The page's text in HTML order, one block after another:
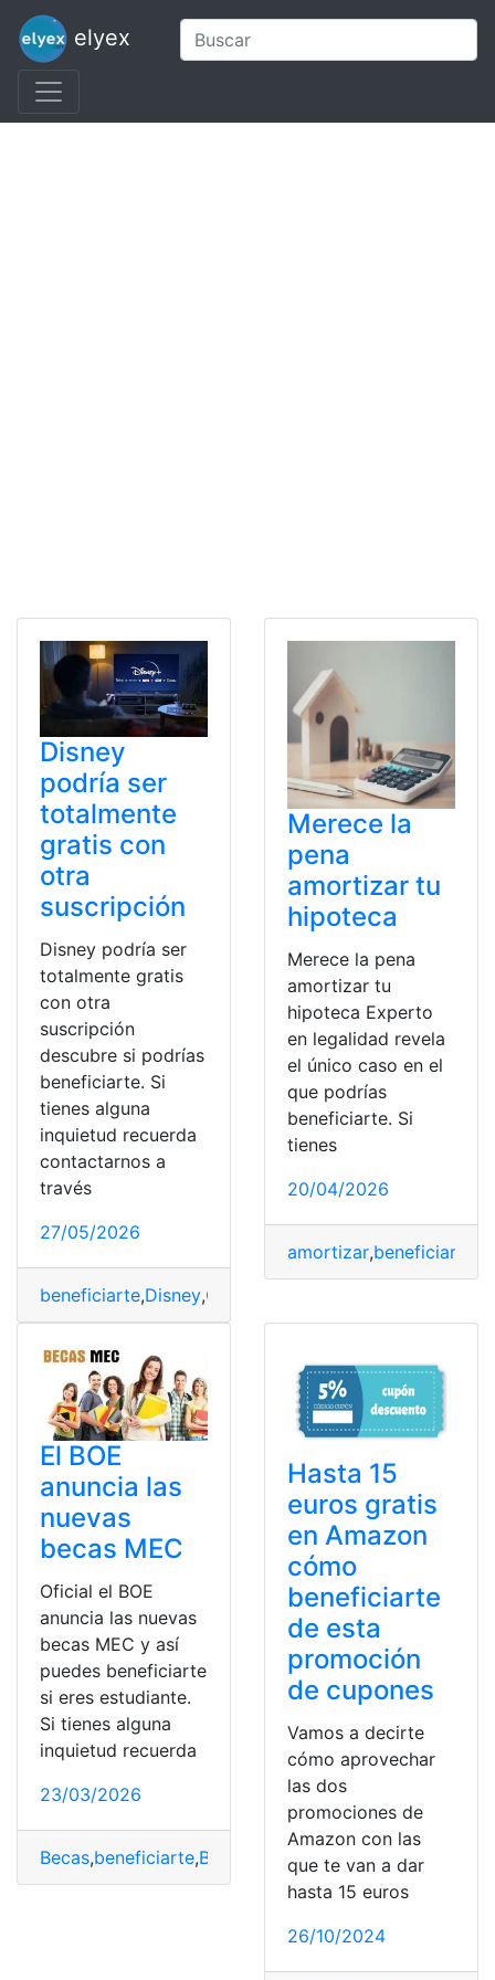
elyex
Disney
podría ser
totalmente
gratis con
otra
suscripción
Disney podría ser
totalmente gratis
con otra
suscripción
descubre si podrías
beneficiarte. Si
tienes alguna
inquietud recuerda
contactarnos a
través
27/05/2026
beneficiarte,Disney,Gratis
Merece la
pena
amortizar tu
hipoteca
Merece la pena
amortizar tu
hipoteca Experto
en legalidad revela
el único caso en el
que podrías
beneficiarte. Si
tienes
20/04/2026
amortizar,beneficiarte
El BOE
anuncia las
nuevas
becas MEC
Oficial el BOE
anuncia las nuevas
becas MEC y así
puedes beneficiarte
si eres estudiante.
Si tienes alguna
inquietud recuerda
23/03/2026
Becas,beneficiarte,BOE estudiante, MEC, Oficial
Hasta 15
euros gratis
en Amazon
cómo
beneficiarte
de esta
promoción
de cupones
Vamos a decirte
cómo aprovechar
las dos
promociones de
Amazon con las
que te van a dar
hasta 15 euros
26/10/2024